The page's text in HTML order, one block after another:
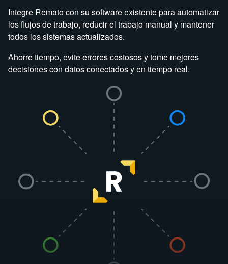
Integre Remato con su software existente para automatizar
los flujos de trabajo, reducir el trabajo manual y mantener
todos los sistemas actualizados.
Ahorre tiempo, evite errores costosos y tome mejores
decisiones con datos conectados y en tiempo real.